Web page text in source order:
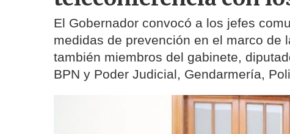
El Gobernador convocó a los jefes
medidas de prevención en el marco de
también miembros del gabinete,
BPN y Poder Judicial, Gendarmería,